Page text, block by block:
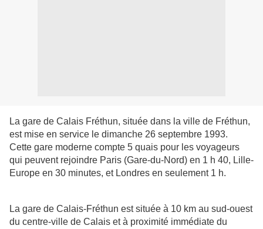
La gare de Calais Fréthun, située dans la ville de Fréthun,
est mise en service le dimanche 26 septembre 1993.
Cette gare moderne compte 5 quais pour les voyageurs
qui peuvent rejoindre Paris (Gare-du-Nord) en 1 h 40, Lille-
Europe en 30 minutes, et Londres en seulement 1 h.
La gare de Calais-Fréthun est située à 10 km au sud-ouest
du centre-ville de Calais et à proximité immédiate du